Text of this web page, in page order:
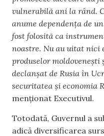
vulnerabilă ani la rând.
anume dependența de
fost folosită ca
noastre. Nu au uitat nici
produselor
declanșat de Rusia în
securitatea și economia
menționat Executivul.
Totodată, Guvernul a
adică diversificarea